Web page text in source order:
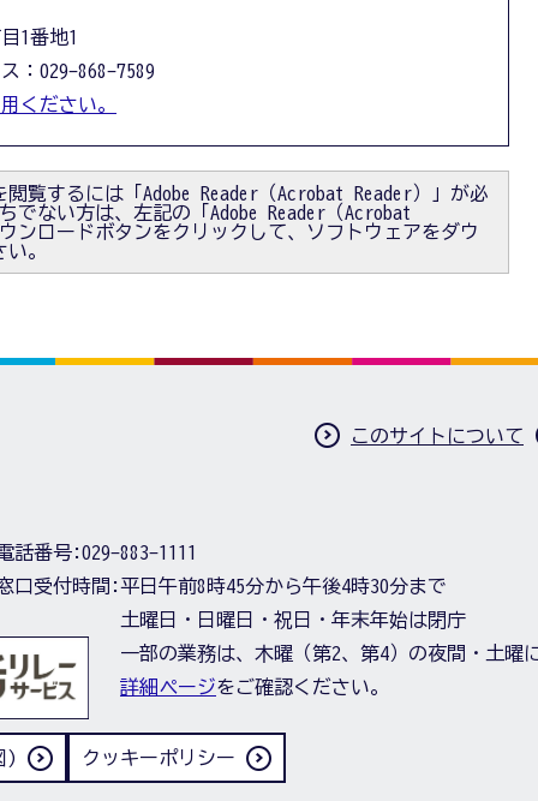
1番地1
：029-868-7589
ください。
閲覧するには「Adobe Reader（Acrobat Reader）」が必
でない方は、左記の「Adobe Reader（Acrobat
ンロードボタンをクリックして、ソフトウェアをダウ
。
このサイトについて
話番号:029-883-1111
口受付時間:平日午前8時45分から午後4時30分まで
土曜日・日曜日・祝日・年末年始は閉庁
一部の業務は、木曜（第2、第4）の夜間・土曜
詳細ページをご確認ください。
) クッキーポリシー